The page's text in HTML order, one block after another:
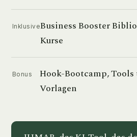
InklusiveBusiness Booster
Kurse
Bonus
Hook-Bootcamp, Tools
Vorlagen